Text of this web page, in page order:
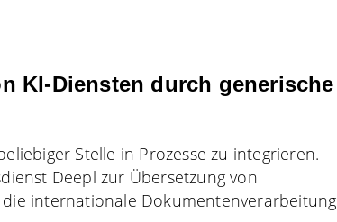
KI-Diensten durch generische
Stelle in Prozesse zu integrieren.
Deepl zur Übersetzung von
internationale Dokumentenverarbeitung